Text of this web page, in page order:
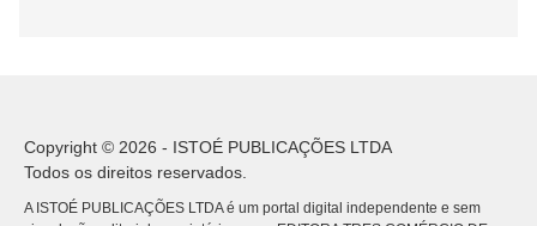
Copyright © 2026 - ISTOÉ PUBLICAÇÕES LTDA
Todos os direitos reservados.
A ISTOÉ PUBLICAÇÕES LTDA é um portal digital independente e sem